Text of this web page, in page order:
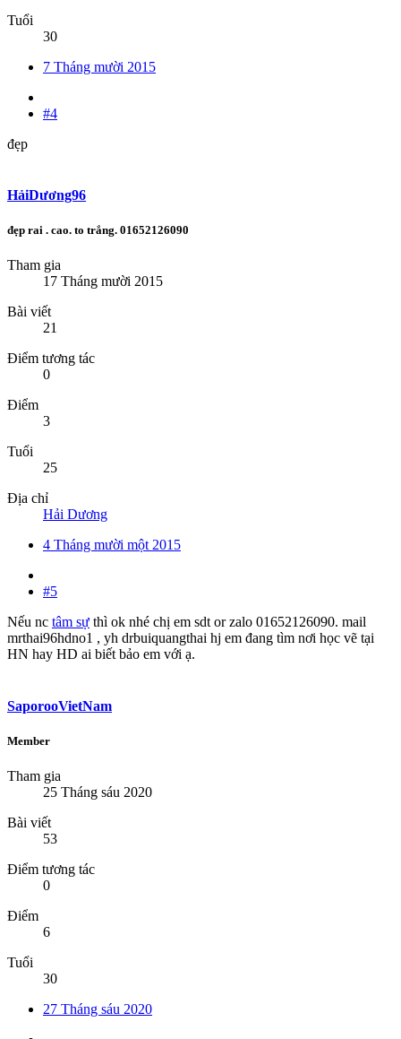
Tuổi
30
7 Tháng mười 2015
#4
đẹp
HảiDương96
đẹp rai . cao. to trắng. 01652126090
Tham gia
17 Tháng mười 2015
Bài viết
21
Điểm tương tác
0
Điểm
3
Tuổi
25
Địa chỉ
Hải Dương
4 Tháng mười một 2015
#5
Nếu nc tâm sự thì ok nhé chị em sdt or zalo 01652126090. mail
mrthai96hdno1 , yh drbuiquangthai hj em đang tìm nơi học vẽ tại
HN hay HD ai biết bảo em với ạ.
SaporooVietNam
Member
Tham gia
25 Tháng sáu 2020
Bài viết
53
Điểm tương tác
0
Điểm
6
Tuổi
30
27 Tháng sáu 2020